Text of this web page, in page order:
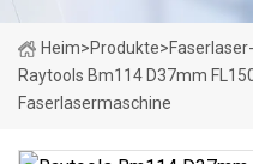
Heim>Produkte>
Raytools Bm114 D37mm
Faserlasermaschine